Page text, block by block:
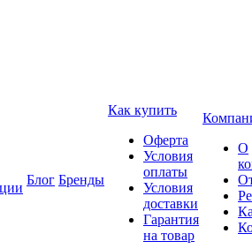
Блог Бренды
Как купить
Оферта
Условия
оплаты
Условия
доставки
Гарантия
на товар
О